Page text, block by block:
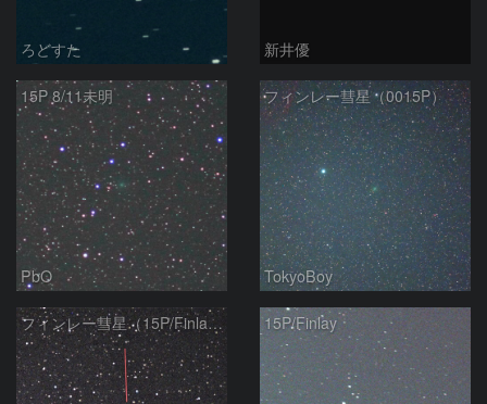
ろどすた 新井優
15P 8/11未明
PbO
フィンレー彗星（0015P）
TokyoBoy
フィンレー彗星（15P/Finlay） 15P/Finlay